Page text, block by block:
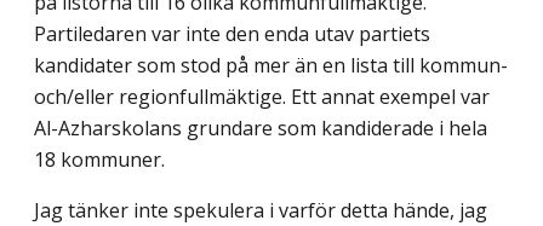
Partiledaren var inte den enda utav partiets
kandidater som stod på mer än en lista till kommun-
och/eller region­fullmäktige. Ett annat exempel var
Al-Azharskolans grundare som kandiderade i hela
18 kommuner.
Jag tänker inte spekulera i varför detta hände, jag